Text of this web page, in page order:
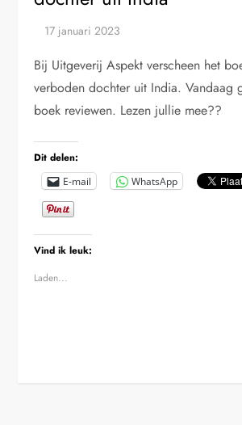
Bij Uitgeverij Aspekt verscheen het
verboden dochter uit India. Vandaag
boek reviewen. Lezen jullie mee??
Dit delen:
E-mail WhatsApp
Vind ik leuk:
Laden...